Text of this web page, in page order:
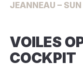
JEANNEAU –
VOILES
COCKPIT